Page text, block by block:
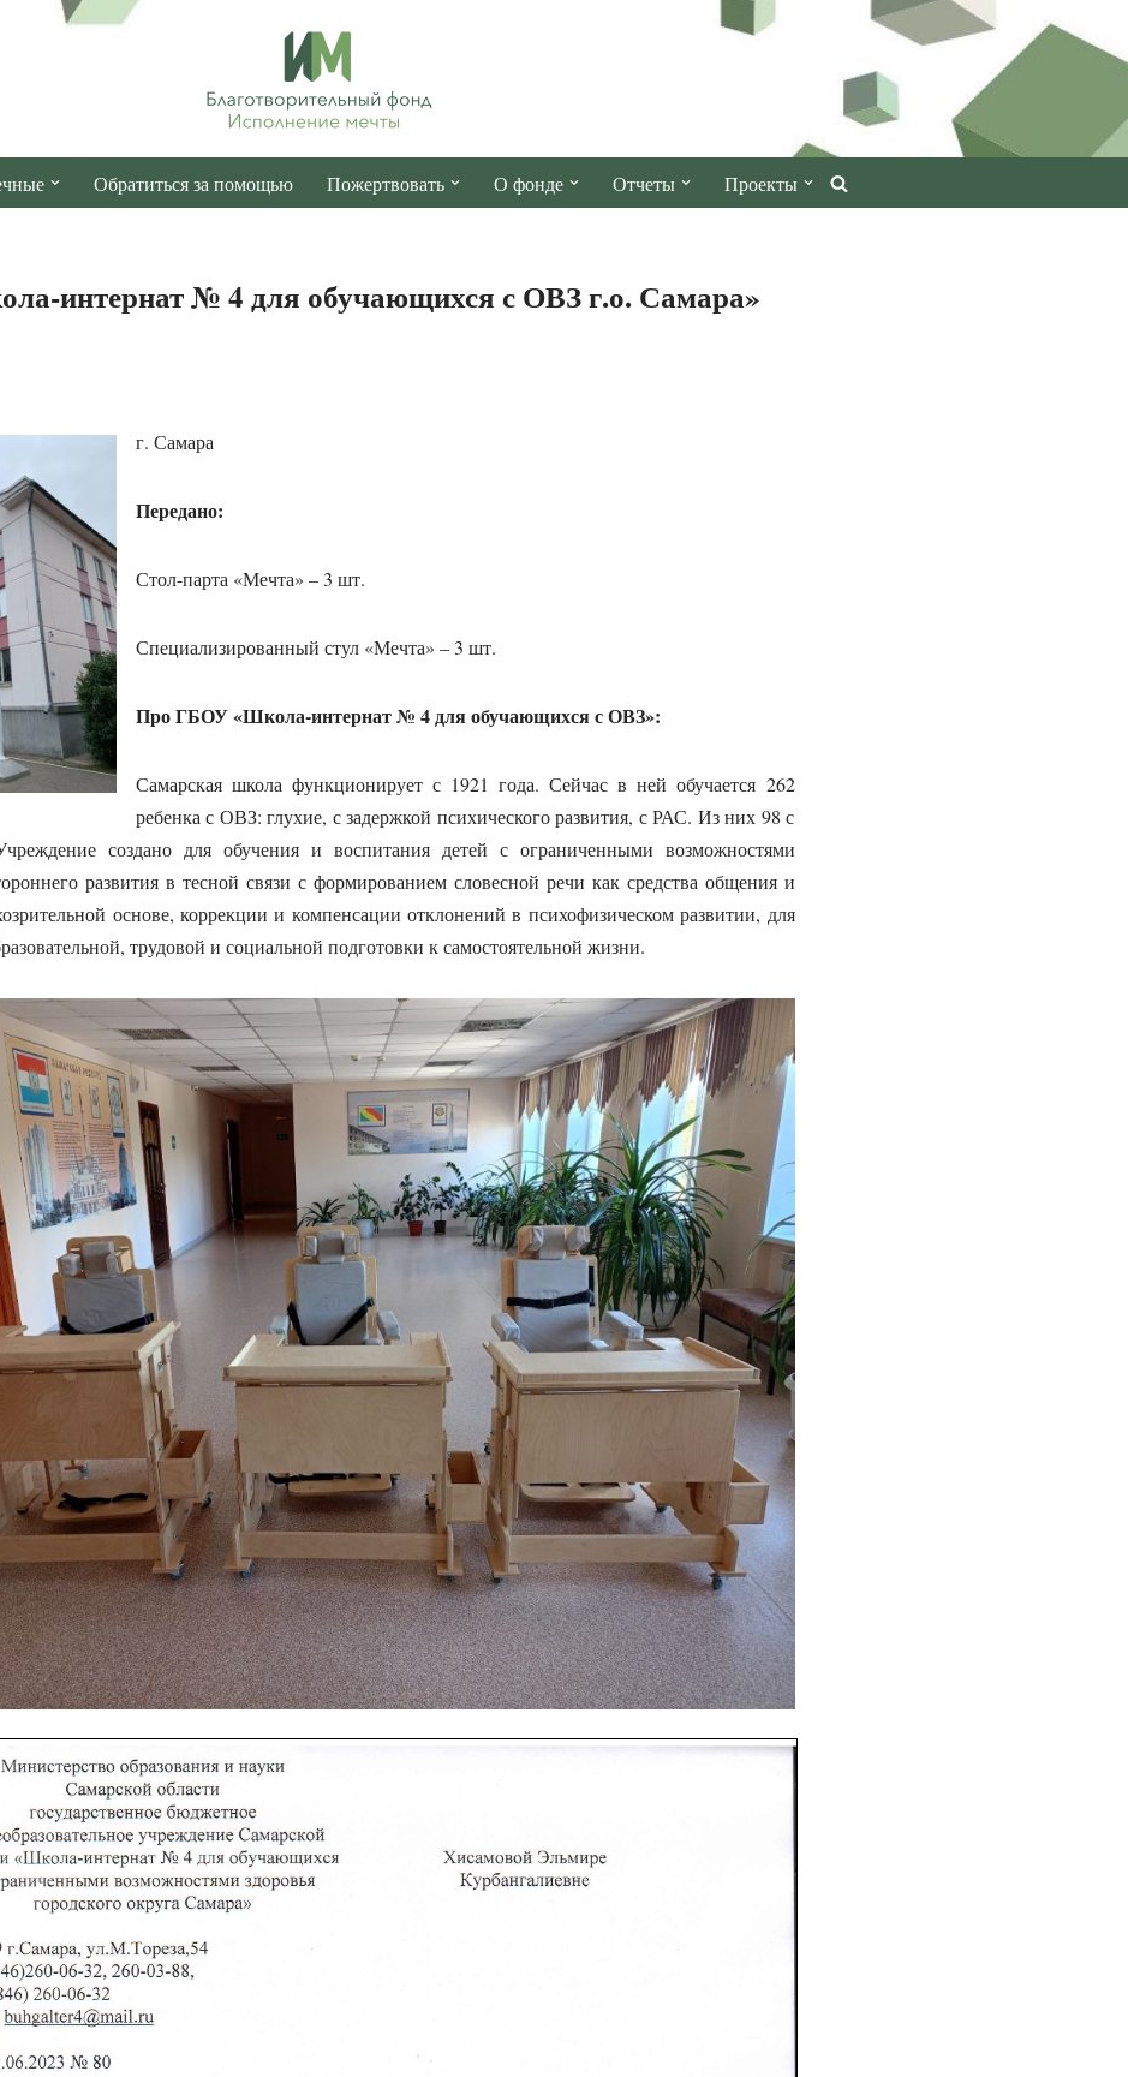
Обратиться за помощью Пожертвовать О фонде Отчеты Проекты
интернат № 4 для обучающихся с ОВЗ г.о. Самара»
г. Самара
Передано:
Стол-парта «Мечта» – 3 шт.
Специализированный стул «Мечта» – 3 шт.
Про ГБОУ «Школа-интернат № 4 для обучающихся с ОВЗ»:
Самарская школа функционирует с 1921 года. Сейчас в ней обучается 262
ребенка с ОВЗ: глухие, с задержкой психического развития, с РАС. Из них 98 с
создано для обучения и воспитания детей с ограниченными возможностями
развития в тесной связи с формированием словесной речи как средства общения и
основе, коррекции и компенсации отклонений в психофизическом развитии, для
трудовой и социальной подготовки к самостоятельной жизни.